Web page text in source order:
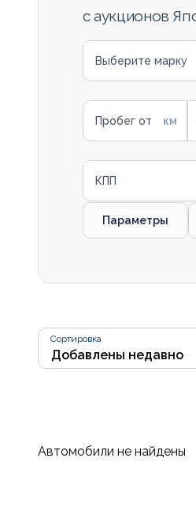
с аукционов
Выберите марку
Пробег от
КПП
Параметры
Сортировка
Автомобили не найдены